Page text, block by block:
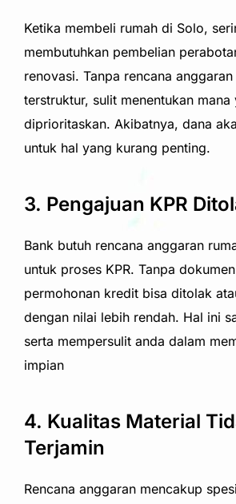
Ketika membeli rumah di Solo,
membutuhkan pembelian
renovasi. Tanpa rencana
terstruktur, sulit menentukan mana
diprioritaskan. Akibatnya, dana
untuk hal yang kurang penting.
3. Pengajuan KPR
Bank butuh rencana anggaran
untuk proses KPR. Tanpa
permohonan kredit bisa ditolak
dengan nilai lebih rendah. Hal ini
serta mempersulit anda dalam
impian
4. Kualitas Material
Terjamin
Rencana anggaran mencakup